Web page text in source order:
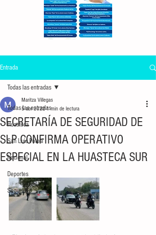
Entrada
Todas las entradas
Huasteca
San Luis Potosí
Nacional
Deportes
Seguridad
Todas las entradas
SECRETARÍA DE SEGURIDAD DE
SLP CONFIRMA OPERATIVO
ESPECIAL EN LA HUASTECA SUR
Maritza Villegas
5 abr 20221 min de lectura